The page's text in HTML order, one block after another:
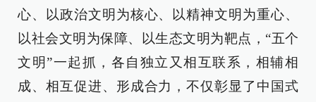
心、以政治文明为核心、以精神文明为重心、
以社会文明为保障、以生态文明为靶点，“五个
文明”一起抓，各自独立又相互联系，相辅相
成、相互促进、形成合力，不仅彰显了中国式